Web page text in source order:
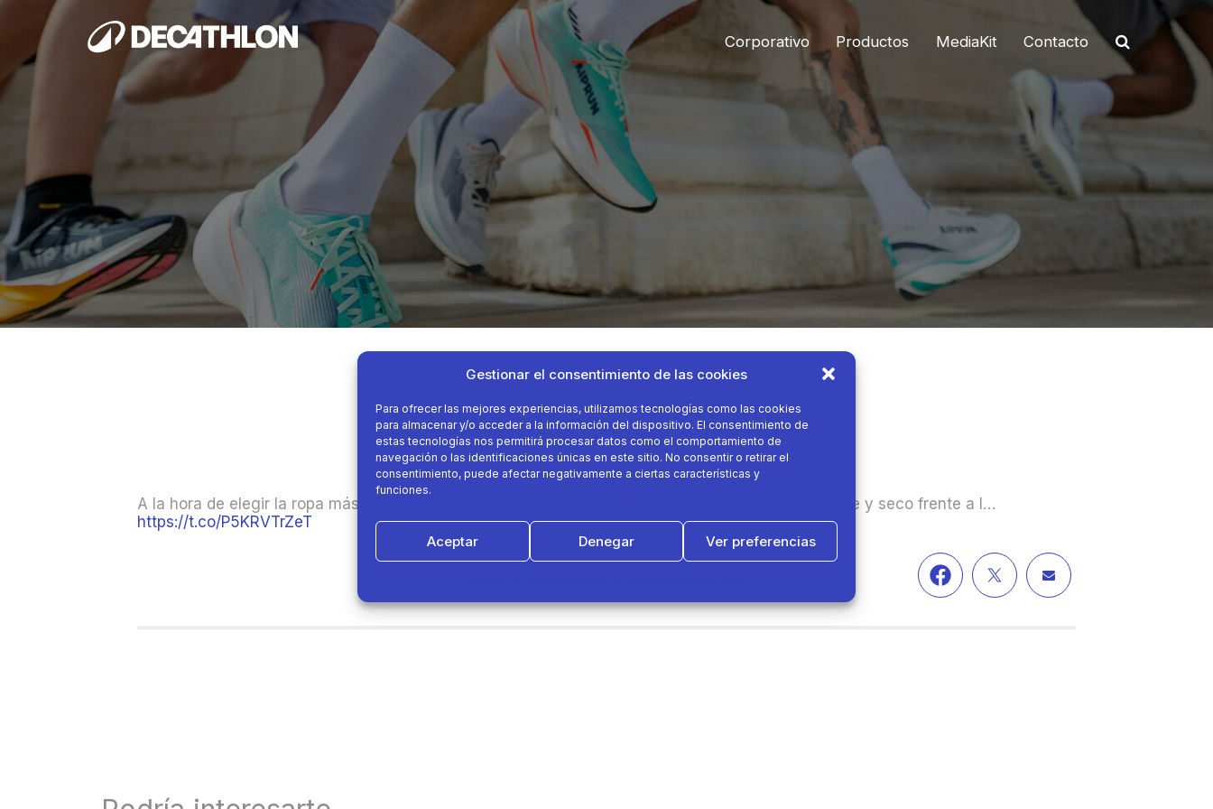
Gestionar el consentimiento de las cookies
Para ofrecer las mejores experiencias, utilizamos tecnologías como las cookies
para almacenar y/o acceder a la información del dispositivo. El consentimiento de
estas tecnologías nos permitirá procesar datos como el comportamiento de
navegación o las identificaciones únicas en este sitio. No consentir o retirar el
consentimiento, puede afectar negativamente a ciertas características y
funciones.
Aceptar Denegar Ver preferencias
Corporativo Productos MediaKit Contacto
A la hora de elegir la ropa más adecuada para no pasar #frío
y mantener nuestro cuerpo caliente y seco frente a l…
https://t.co/P5KRVTrZeT